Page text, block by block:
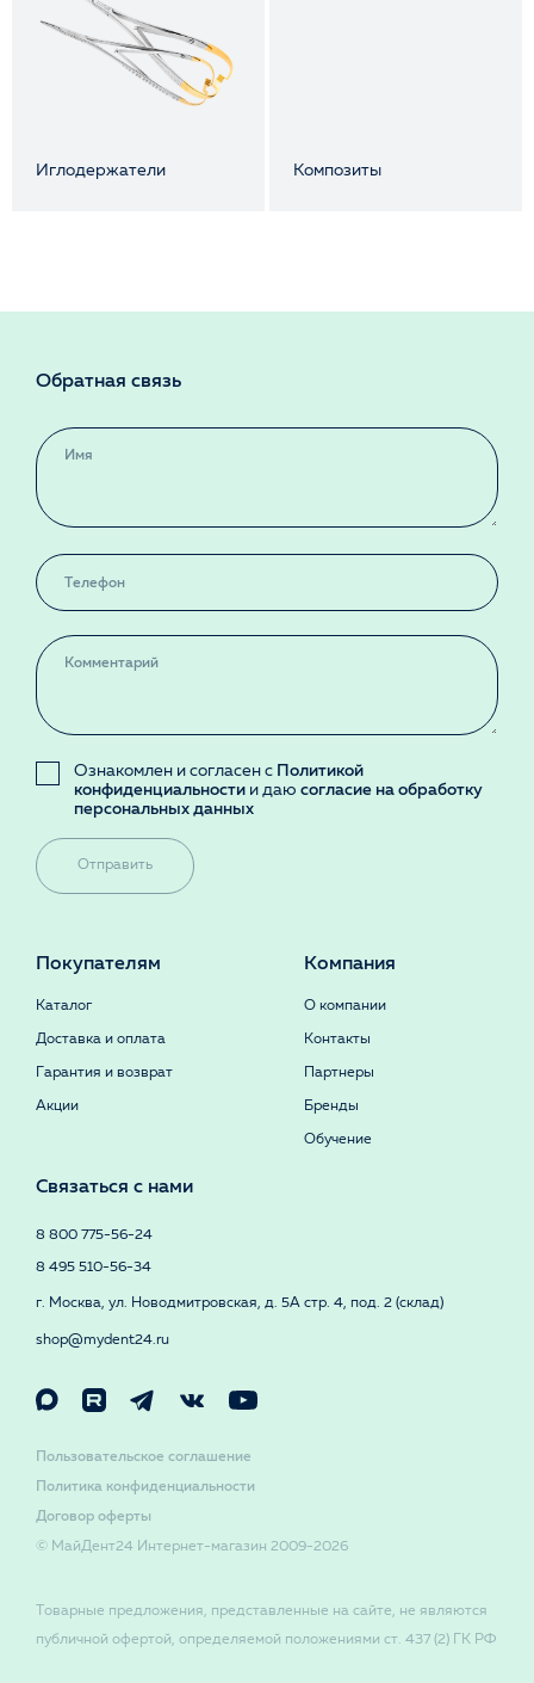
Иглодержатели Композиты
Обратная связь
Ознакомлен и согласен с Политикой
конфиденциальности и даю согласие на обработку
персональных данных
Отправить
Покупателям
Каталог
Доставка и оплата
Гарантия и возврат
Акции
Компания
О компании
Контакты
Партнеры
Бренды
Обучение
Связаться с нами
8 800 775-56-24
8 495 510-56-34
г. Москва, ул. Новодмитровская, д. 5А стр. 4, под. 2 (склад)
shop@mydent24.ru
© МайДент24 Интернет-магазин 2009-2026
Договор оферты
Политика конфиденциальности
Пользовательское соглашение
Товарные предложения, представленные на сайте, не являются
публичной офертой, определяемой положениями ст. 437 (2) ГК РФ